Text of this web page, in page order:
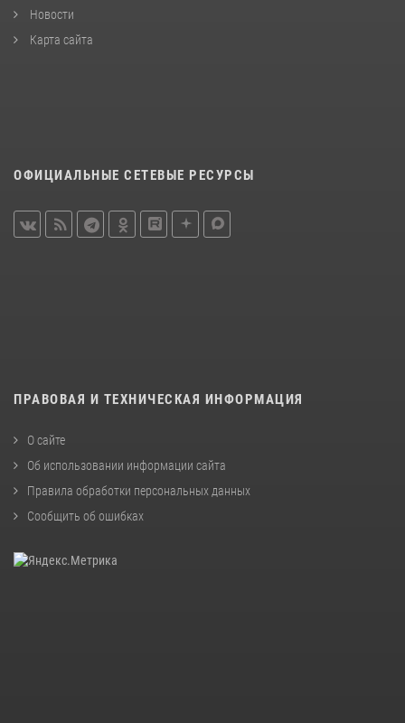
Новости
Карта сайта
ОФИЦИАЛЬНЫЕ СЕТЕВЫЕ РЕСУРСЫ
ПРАВОВАЯ И ТЕХНИЧЕСКАЯ ИНФОРМАЦИЯ
О сайте
Об использовании информации сайта
Правила обработки персональных данных
Сообщить об ошибках